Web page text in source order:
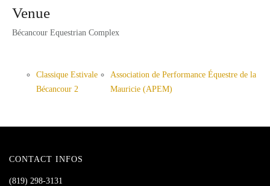
FR_CA
Venue
Bécancour Equestrian Complex
Classique Estivale
Bécancour 2
Association de Performance Équestre de la
Mauricie (APEM)
CONTACT INFOS
(819) 298-3131